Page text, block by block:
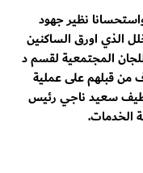
نظير جهود
الذي اورق الساكنين
المجتمعية لقسم د
من قبلهم على عملية
سعيد ناجي رئيس
الخدمات.